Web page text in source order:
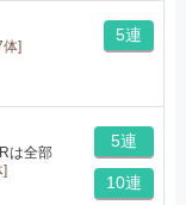
体]
5連
は全部
]
5連
10連